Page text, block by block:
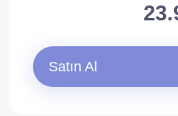
Satın Al